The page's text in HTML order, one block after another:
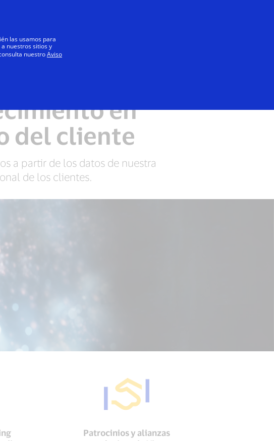
Todos
Services
en
del cliente
a partir de los datos de nuestra
de los clientes.
Patrocinios y alianzas
las usamos para
nuestros sitios y
nuestroAviso